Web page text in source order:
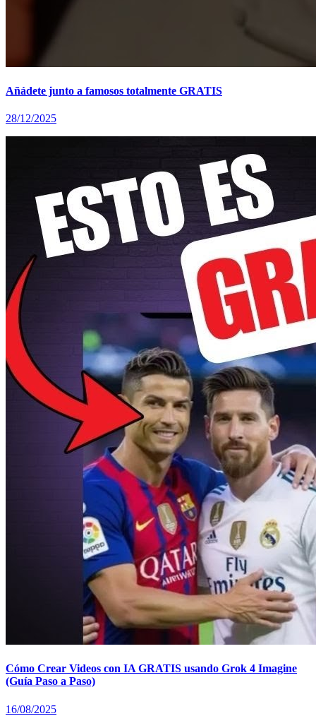
Añádete junto a famosos totalmente GRATIS
28/12/2025
Cómo Crear Videos con IA GRATIS usando Grok 4 Imagine
(Guía Paso a Paso)
16/08/2025